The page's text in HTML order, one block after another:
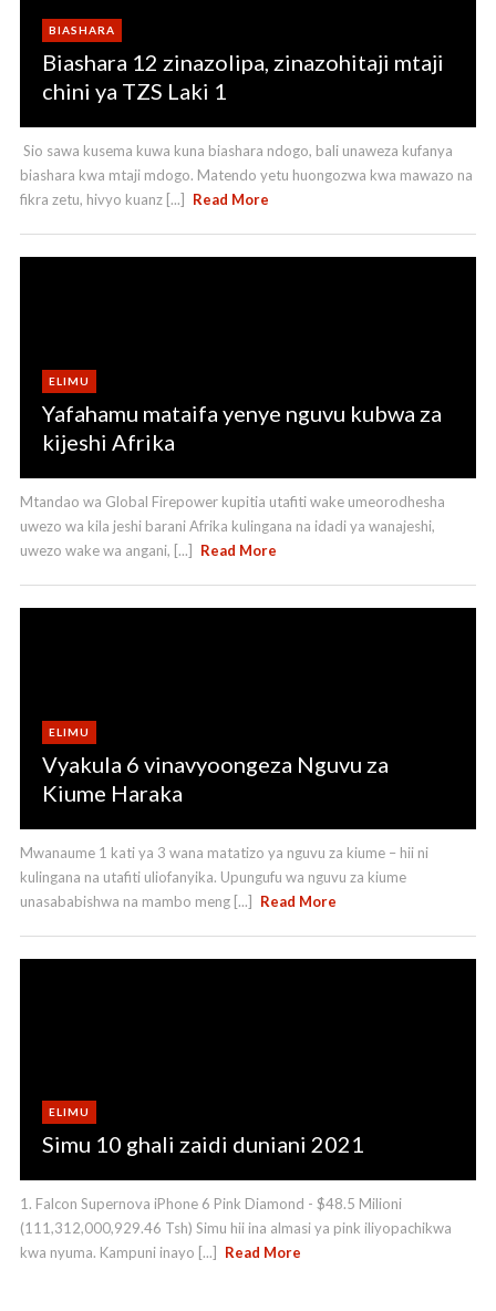
BIASHARA
Biashara 12 zinazolipa, zinazohitaji mtaji
chini ya TZS Laki 1
Sio sawa kusema kuwa kuna biashara ndogo, bali unaweza kufanya
biashara kwa mtaji mdogo. Matendo yetu huongozwa kwa mawazo na
fikra zetu, hivyo kuanz [...]
Read More
ELIMU
Yafahamu mataifa yenye nguvu kubwa za
kijeshi Afrika
Mtandao wa Global Firepower kupitia utafiti wake umeorodhesha
uwezo wa kila jeshi barani Afrika kulingana na idadi ya wanajeshi,
uwezo wake wa angani, [...]
Read More
ELIMU
Vyakula 6 vinavyoongeza Nguvu za
Kiume Haraka
Mwanaume 1 kati ya 3 wana matatizo ya nguvu za kiume – hii ni
kulingana na utafiti uliofanyika. Upungufu wa nguvu za kiume
unasababishwa na mambo meng [...]
Read More
ELIMU
Simu 10 ghali zaidi duniani 2021
1. Falcon Supernova iPhone 6 Pink Diamond - $48.5 Milioni
(111,312,000,929.46 Tsh) Simu hii ina almasi ya pink iliyopachikwa
kwa nyuma. Kampuni inayo [...]
Read More